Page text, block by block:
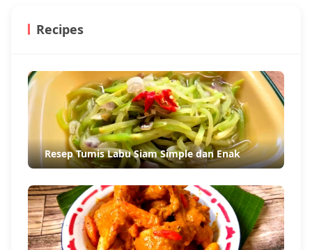
Recipes
Resep Tumis Labu Siam Simple dan Enak